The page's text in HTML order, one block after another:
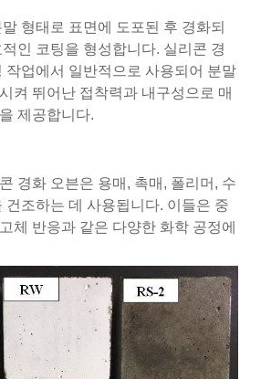
형태로 표면에 도포된 후 경화되
인 코팅을 형성합니다. 실리콘 경
작업에서 일반적으로 사용되어 분말
켜 뛰어난 접착력과 내구성으로 매
제공합니다.
경화 오븐은 용매, 촉매, 폴리머, 수
건조하는 데 사용됩니다. 이들은 중
체 반응과 같은 다양한 화학 공정에